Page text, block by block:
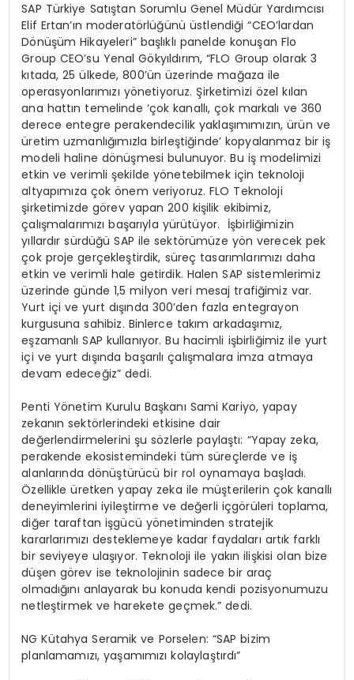
SAP Türkiye Satıştan Sorumlu Genel Müdür Yardımcısı
Elif Ertan’ın moderatörlüğünü üstlendiği “CEO’lardan
Dönüşüm Hikayeleri” başlıklı panelde konuşan Flo
Group CEO’su Yenal Gökyıldırım, “FLO Group olarak 3
kıtada, 25 ülkede, 800’ün üzerinde mağaza ile
operasyonlarımızı yönetiyoruz. Şirketimizi özel kılan
ana hattın temelinde ‘çok kanallı, çok markalı ve 360
derece entegre perakendecilik yaklaşımımızın, ürün ve
üretim uzmanlığımızla birleştiğinde’ kopyalanmaz bir iş
modeli haline dönüşmesi bulunuyor. Bu iş modelimizi
etkin ve verimli şekilde yönetebilmek için teknoloji
altyapımıza çok önem veriyoruz. FLO Teknoloji
şirketimizde görev yapan 200 kişilik ekibimiz,
çalışmalarımızı başarıyla yürütüyor. İşbirliğimizin
yıllardır sürdüğü SAP ile sektörümüze yön verecek pek
çok proje gerçekleştirdik, süreç tasarımlarımızı daha
etkin ve verimli hale getirdik. Halen SAP sistemlerimiz
üzerinde günde 1,5 milyon veri mesaj trafiğimiz var.
Yurt içi ve yurt dışında 300’den fazla entegrayon
kurgusuna sahibiz. Binlerce takım arkadaşımız,
eşzamanlı SAP kullanıyor. Bu hacimli işbirliğimiz ile yurt
içi ve yurt dışında başarılı çalışmalara imza atmaya
devam edeceğiz” dedi.
Penti Yönetim Kurulu Başkanı Sami Kariyo, yapay
zekanın sektörlerindeki etkisine dair
değerlendirmelerini şu sözlerle paylaştı: “Yapay zeka,
perakende ekosistemindeki tüm süreçlerde ve iş
alanlarında dönüştürücü bir rol oynamaya başladı.
Özellikle üretken yapay zeka ile müşterilerin çok kanallı
deneyimlerini iyileştirme ve değerli içgörüleri toplama,
diğer taraftan işgücü yönetiminden stratejik
kararlarımızı desteklemeye kadar faydaları artık farklı
bir seviyeye ulaşıyor. Teknoloji ile yakın ilişkisi olan bize
düşen görev ise teknolojinin sadece bir araç
olmadığını anlayarak bu konuda kendi pozisyonumuzu
netleştirmek ve harekete geçmek.” dedi.
NG Kütahya Seramik ve Porselen: “SAP bizim
planlamamızı, yaşamımızı kolaylaştırdı”